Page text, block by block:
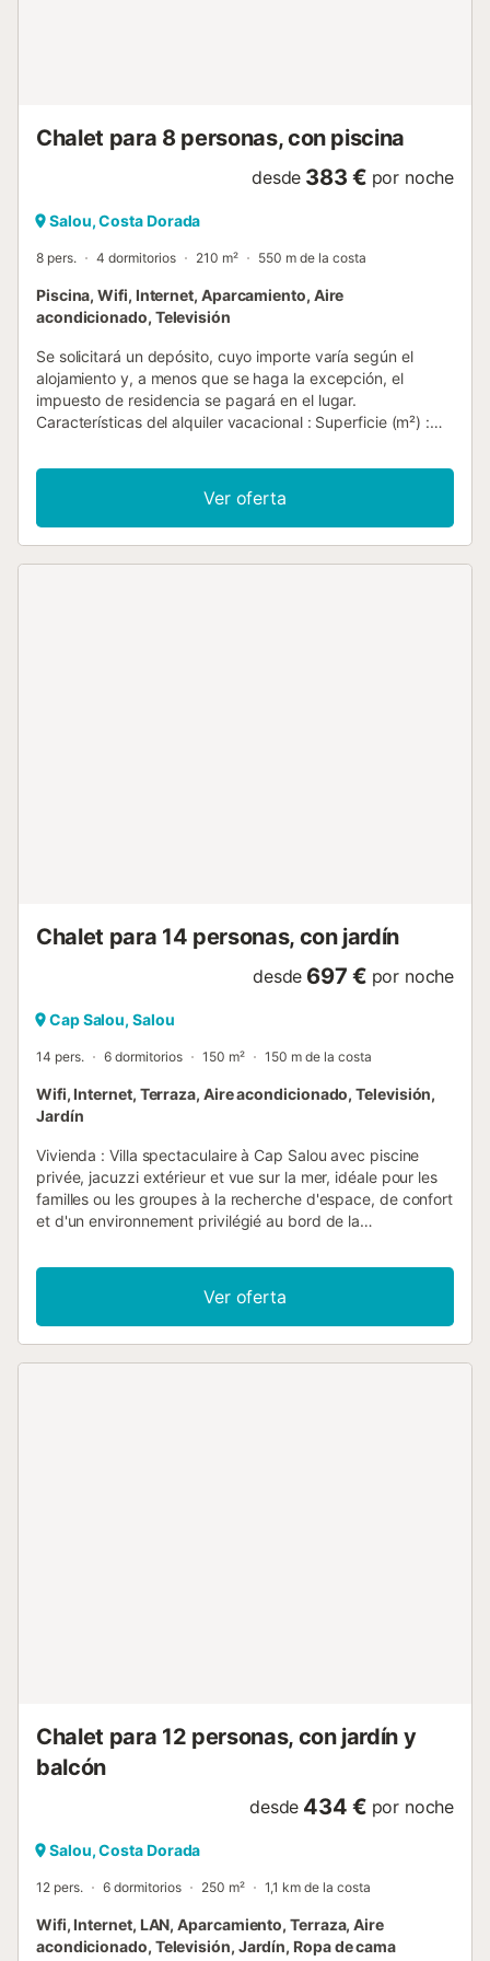
Chalet para 8 personas, con piscina
desde 383 € por noche
Salou, Costa Dorada
8 pers. 4 dormitorios 210 m² 550 m de la costa
Piscina, Wifi, Internet, Aparcamiento, Aire
acondicionado, Televisión
Se solicitará un depósito, cuyo importe varía según el
alojamiento y, a menos que se haga la excepción, el
impuesto de residencia se pagará en el lugar.
Características del alquiler vacacional : Superficie (m²) :
acondicionado Congelador Lavadora Horno micro ondas
piscina comunitaria Televisión Mascotas permitidas Horno
Lava-vajillas Acceso a Internet Estacionamiento
Inalámbrico Refrigerador tabla de planchar y plancha
Ver oferta
Chalet para 14 personas, con jardín
desde 697 € por noche
Cap Salou, Salou
14 pers. 6 dormitorios 150 m² 150 m de la costa
Wifi, Internet, Terraza, Aire acondicionado, Televisión,
Jardín
Vivienda : Villa spectaculaire à Cap Salou avec piscine
privée, jacuzzi extérieur et vue sur la mer, idéale pour les
familles ou les groupes à la recherche d'espace, de confort
et d'un environnement privilégié au bord de la
jusqu'à 14 personnes, le logement offre une distribution
ample et fonctionnelle, pensée pour profiter de vacances
confortables en groupe. Ses zones extérieures, avec
piscine privée et jacuzzi, sont parfaites pour se détendre,
Ver oferta
Chalet para 12 personas, con jardín y
balcón
desde 434 € por noche
Salou, Costa Dorada
12 pers. 6 dormitorios 250 m² 1,1 km de la costa
Wifi, Internet, LAN, Aparcamiento, Terraza, Aire
acondicionado, Televisión, Jardín, Ropa de cama